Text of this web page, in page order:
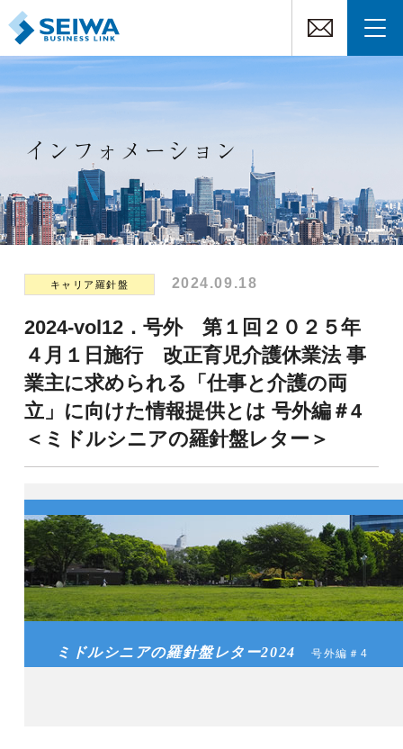
インフォメーション
キャリア羅針盤 2024.09.18
2024-vol12．号外 第１回２０２５年
４月１日施行 改正育児介護休業法 事
業主に求められる「仕事と介護の両
立」に向けた情報提供とは 号外編＃4
＜ミドルシニアの羅針盤レター＞
ミドルシニアの羅針盤レター2024 号外編＃4